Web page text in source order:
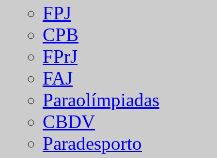
FPJ
CPB
FPrJ
FAJ
Paraolímpiadas
CBDV
Paradesporto